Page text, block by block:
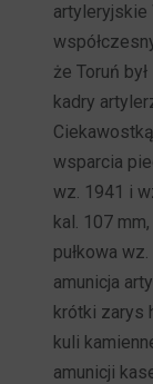
że Toruń
kadry
wsparcia
wz. 1941 i
kal. 107
pułkowa
amunicja
krótki zarys
kuli
amunicji